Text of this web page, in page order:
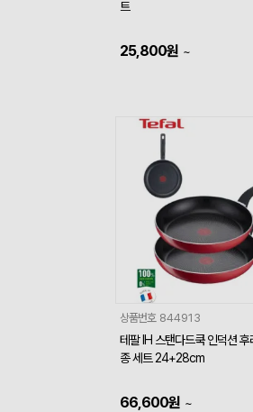
트
25,800원 ~
상품번호 844913
테팔 IH 스탠다드쿡 인덕션 후
종 세트 24+28cm
66,600원 ~